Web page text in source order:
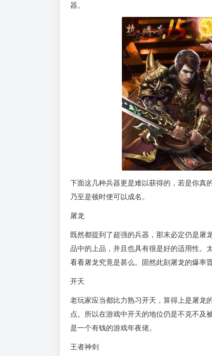
器。
下面这几种兵器更是难以获得的，若是你真
乃至是顿时便可以成名。
屠龙
既然都提到了超强的兵器，那末必定仍是屠
品中的上品，并且也具有很是好的适用性。
看看屠龙究竟是甚么。固然此刻屠龙的爆率
开天
老玩家应当都比力熟习开天，算得上是屠龙
点。所以在游戏中开天的地位仍是不克不及
是一个有钱的游戏年夜佬。
王者神剑